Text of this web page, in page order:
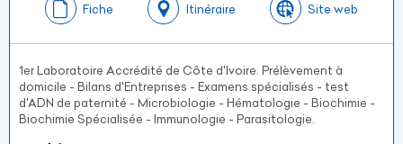
Fiche Itinéraire Site web
1er Laboratoire Accrédité de Côte d'Ivoire. Prélèvement à
domicile - Bilans d'Entreprises - Examens spécialisés - test
d'ADN de paternité - Microbiologie - Hématologie - Biochimie -
Biochimie Spécialisée - Immunologie - Parasitologie.